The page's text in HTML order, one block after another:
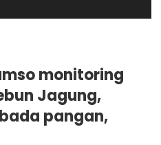
monitoring
Jagung,
pangan,